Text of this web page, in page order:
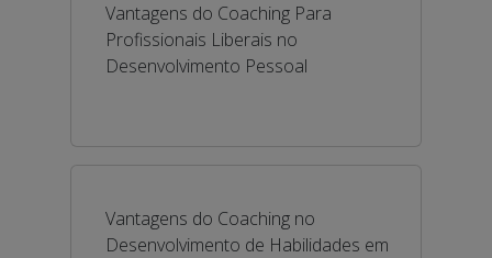
Vantagens do Coaching Para
Profissionais Liberais no
Desenvolvimento Pessoal
Vantagens do Coaching no
Desenvolvimento de Habilidades em